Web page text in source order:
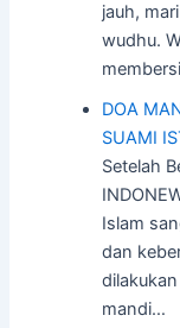
jauh,
wudhu.
DOA
SUAMI
Setelah
Islam
dan
mandi…